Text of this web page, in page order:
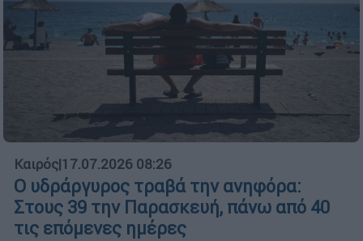
Καιρός|17.07.2026 08:26
Ο υδράργυρος τραβά την ανηφόρα:
Στους 39 την Παρασκευή, πάνω από 40
τις επόμενες ημέρες